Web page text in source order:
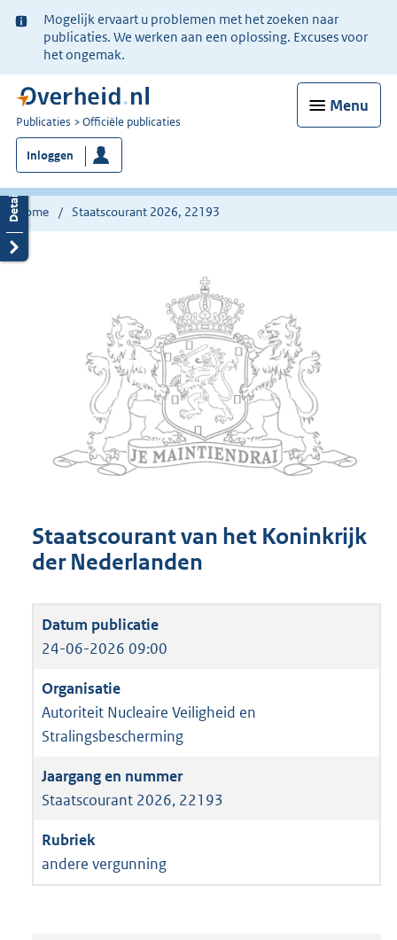
Ter
informatie:
Mogelijk ervaart u problemen met het zoeken naar
publicaties. We werken aan een oplossing. Excuses voor
het ongemak.
Menu
U
bent
nu
hier:
Publicaties Officiële publicaties
Inloggen
Home Staatscourant 2026, 22193
Staatscourant van het Koninkrijk
der Nederlanden
24-06-2026 09:00
Autoriteit Nucleaire Veiligheid en
Stralingsbescherming
Staatscourant 2026, 22193
andere vergunning